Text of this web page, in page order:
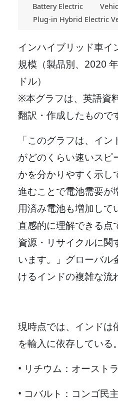
Battery Electric
Plug-in Hybrid Electric
インハイブリッド車イ
規模（製品別、2020
ドル）
※本グラフは、英語資
翻訳・作成したもので
「このグラフは、イ
がどのくらい速いスピ
かを分かりやすく示し
進むことで電池需要が
用済み電池も増加して
直感的に理解できる点
資源・リサイクルに関
います。」グローバル
けるインドの複雑な流
現時点では、インドは
を輸入に依存している。
• リチウム：オースト
• コバルト：コンゴ民